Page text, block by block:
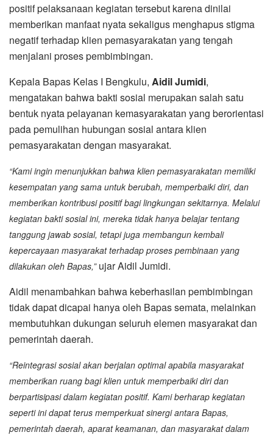
positif pelaksanaan kegiatan tersebut karena dinilai
memberikan manfaat nyata sekaligus menghapus stigma
negatif terhadap klien pemasyarakatan yang tengah
menjalani proses pembimbingan.
Kepala Bapas Kelas I Bengkulu, Aidil Jumidi,
mengatakan bahwa bakti sosial merupakan salah satu
bentuk nyata pelayanan kemasyarakatan yang berorientasi
pada pemulihan hubungan sosial antara klien
pemasyarakatan dengan masyarakat.
“Kami ingin menunjukkan bahwa klien pemasyarakatan memiliki
kesempatan yang sama untuk berubah, memperbaiki diri, dan
memberikan kontribusi positif bagi lingkungan sekitarnya. Melalui
kegiatan bakti sosial ini, mereka tidak hanya belajar tentang
tanggung jawab sosial, tetapi juga membangun kembali
kepercayaan masyarakat terhadap proses pembinaan yang
dilakukan oleh Bapas,”ujar Aidil Jumidi.
Aidil menambahkan bahwa keberhasilan pembimbingan
tidak dapat dicapai hanya oleh Bapas semata, melainkan
membutuhkan dukungan seluruh elemen masyarakat dan
pemerintah daerah.
“Reintegrasi sosial akan berjalan optimal apabila masyarakat
memberikan ruang bagi klien untuk memperbaiki diri dan
berpartisipasi dalam kegiatan positif. Kami berharap kegiatan
seperti ini dapat terus memperkuat sinergi antara Bapas,
pemerintah daerah, aparat keamanan, dan masyarakat dalam